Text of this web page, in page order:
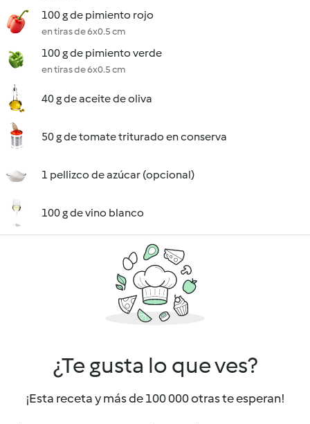
100 g de pimiento rojo
en tiras de 6x0.5 cm
100 g de pimiento verde
en tiras de 6x0.5 cm
40 g de aceite de oliva
50 g de tomate triturado en conserva
1 pellizco de azúcar (opcional)
100 g de vino blanco
¿Te gusta lo que ves?
¡Esta receta y más de 100 000 otras te esperan!